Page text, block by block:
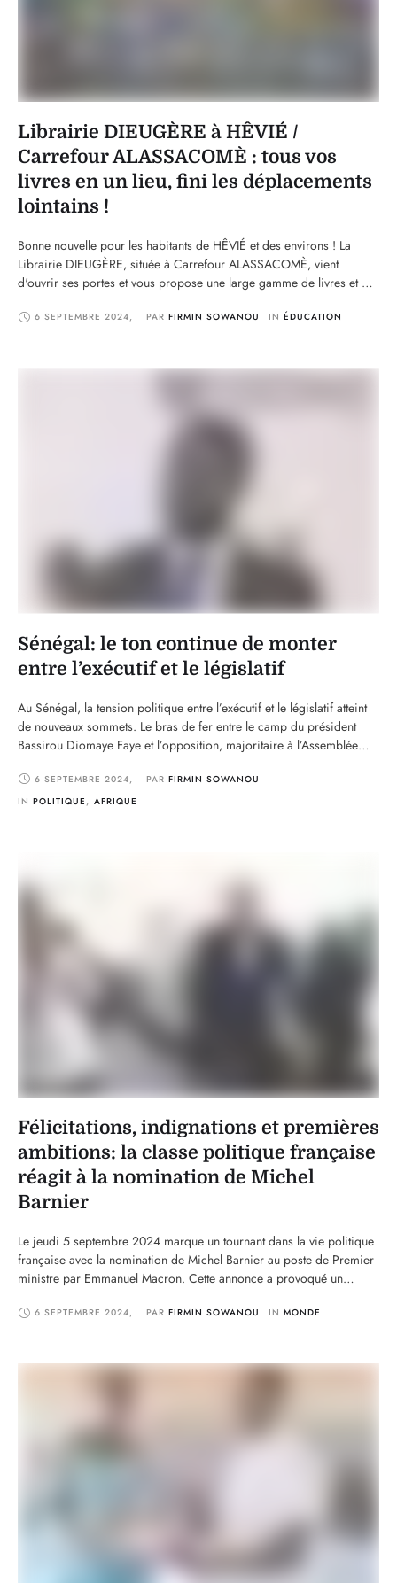
Librairie DIEUGÈRE à HÊVIÉ /
Carrefour ALASSACOMÈ : tous vos
livres en un lieu, fini les déplacements
lointains !
Bonne nouvelle pour les habitants de HÊVIÉ et des environs ! La
Librairie DIEUGÈRE, située à Carrefour ALASSACOMÈ, vient
d'ouvrir ses portes et vous propose une large gamme de livres et de
manuels scolaires, les ouvrages académiques, ou encore vos articles
6 SEPTEMBRE 2024, PAR FIRMIN SOWANOU IN ÉDUCATION
Sénégal: le ton continue de monter
entre l’exécutif et le législatif
Au Sénégal, la tension politique entre l’exécutif et le législatif atteint
de nouveaux sommets. Le bras de fer entre le camp du président
Bassirou Diomaye Faye et l’opposition, majoritaire à l’Assemblée
renforcer leurs positions avant de possibles élections anticipées. La
crise politique, alimentée par des …
6 SEPTEMBRE 2024, PAR FIRMIN SOWANOU
IN POLITIQUE , AFRIQUE
Félicitations, indignations et premières
ambitions: la classe politique française
réagit à la nomination de Michel
Barnier
Le jeudi 5 septembre 2024 marque un tournant dans la vie politique
française avec la nomination de Michel Barnier au poste de Premier
ministre par Emmanuel Macron. Cette annonce a provoqué un
félicitations, indignations et ambitions pour l'avenir. Cet article
6 SEPTEMBRE 2024, PAR FIRMIN SOWANOU IN MONDE